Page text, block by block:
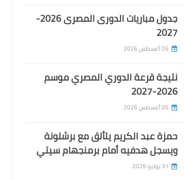
جدول مباريات الدورى المصرى 2026-
2027
05 أغسطس 2026
نتيجة قرعة الدوري المصري موسم
2026-2027
05 أغسطس 2026
حمزة عبد الكريم يتألق مع برشلونة
ويسجل هدفيه أمام برمنجهام سيتي
31 يوليو 2026